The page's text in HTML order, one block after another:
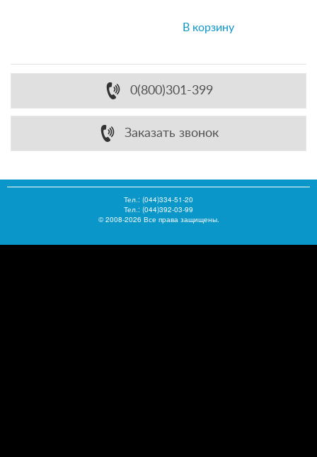
В корзину
0(800)301-399
Заказать звонок
Тел.: (044)334-51-20
Тел.: (044)392-03-99
© 2008-2026 Все права защищены.